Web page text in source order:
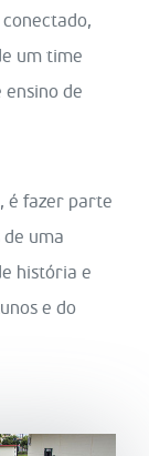
um time
de
é fazer parte
uma
história e
e do